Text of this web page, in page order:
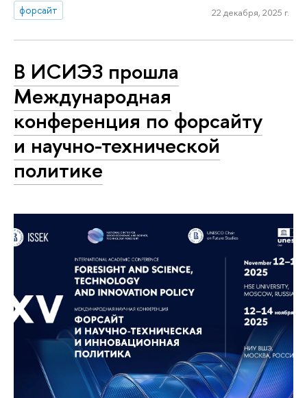
форсайт
22 декабря, 2025 г.
В ИСИЭЗ прошла
Международная
конференция по форсайту
и научно-технической
политике